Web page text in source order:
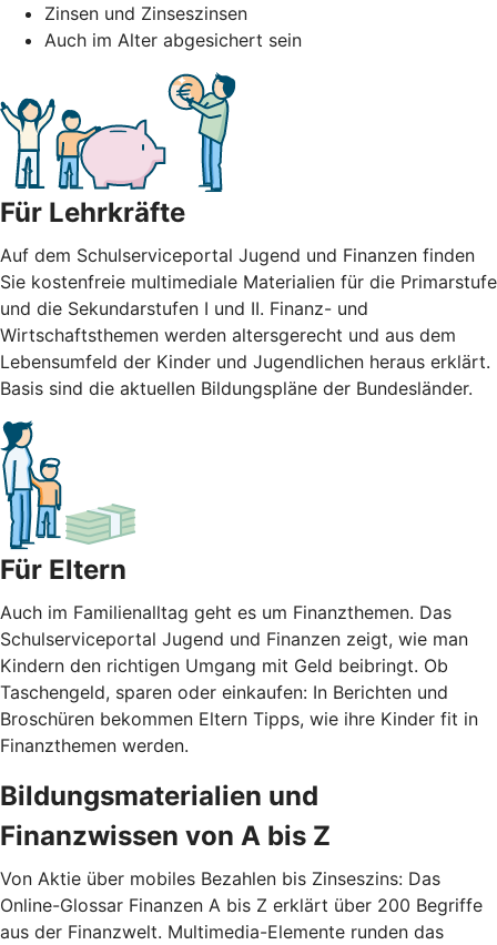
Zinsen und Zinseszinsen
Auch im Alter abgesichert sein
Für Lehrkräfte
Auf dem Schulserviceportal Jugend und Finanzen finden
Sie kostenfreie multimediale Materialien für die Primarstufe
und die Sekundarstufen I und II. Finanz- und
Wirtschaftsthemen werden altersgerecht und aus dem
Lebensumfeld der Kinder und Jugendlichen heraus erklärt.
Basis sind die aktuellen Bildungspläne der Bundesländer.
Für Eltern
Auch im Familienalltag geht es um Finanzthemen. Das
Schulserviceportal Jugend und Finanzen zeigt, wie man
Kindern den richtigen Umgang mit Geld beibringt. Ob
Taschengeld, sparen oder einkaufen: In Berichten und
Broschüren bekommen Eltern Tipps, wie ihre Kinder fit in
Finanzthemen werden.
Bildungsmaterialien und
Finanzwissen von A bis Z
Von Aktie über mobiles Bezahlen bis Zinseszins: Das
Online-Glossar Finanzen A bis Z erklärt über 200 Begriffe
aus der Finanzwelt. Multimedia-Elemente runden das